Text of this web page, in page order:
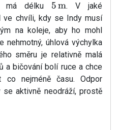
má délku 5m . V jaké
ve chvíli, kdy se Indy musí
na koleje, aby ho mohl
úhlová výchylka
směru je relativně malá
a bičování bolí ruce a chce
nejméně času. Odpor
aktivně neodráží, prostě